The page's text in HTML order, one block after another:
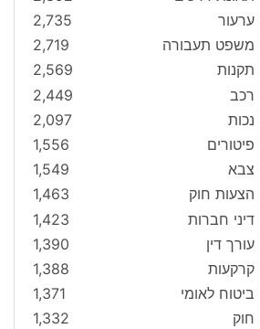
ערעור
2,735
משפט תעבורה
2,719
תקנות
2,569
רכב
2,449
נכות
2,097
פיטורים
1,556
צבא
1,549
הצעות חוק
1,463
דיני חברות
1,423
עורך דין
1,390
קרקעות
1,388
ביטוח לאומי
1,371
חוק
1,332